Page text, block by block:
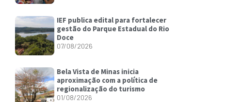
IEF publica edital para fortalecer
gestão do Parque Estadual do Rio
Doce
07/08/2026
Bela Vista de Minas inicia
aproximação com a política de
regionalização do turismo
01/08/2026